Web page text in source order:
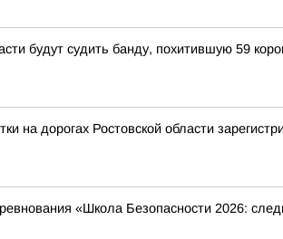
будут судить банду, похитившую 59
на дорогах Ростовской области
«Школа Безопасности 2026: